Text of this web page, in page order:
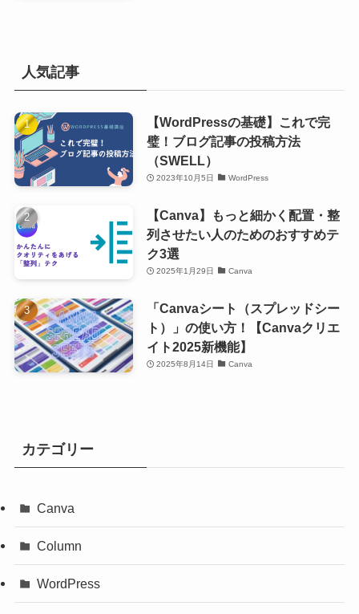
人気記事
【WordPressの基礎】これで完
璧！ブログ記事の投稿方法
（SWELL）
2023年10月5日 WordPress
【Canva】もっと細かく配置・整
列させたい人のためのおすすめテ
ク3選
2025年1月29日 Canva
「Canvaシート（スプレッドシー
ト）」の使い方！【Canvaクリエ
イト2025新機能】
2025年8月14日 Canva
カテゴリー
Canva
Column
WordPress